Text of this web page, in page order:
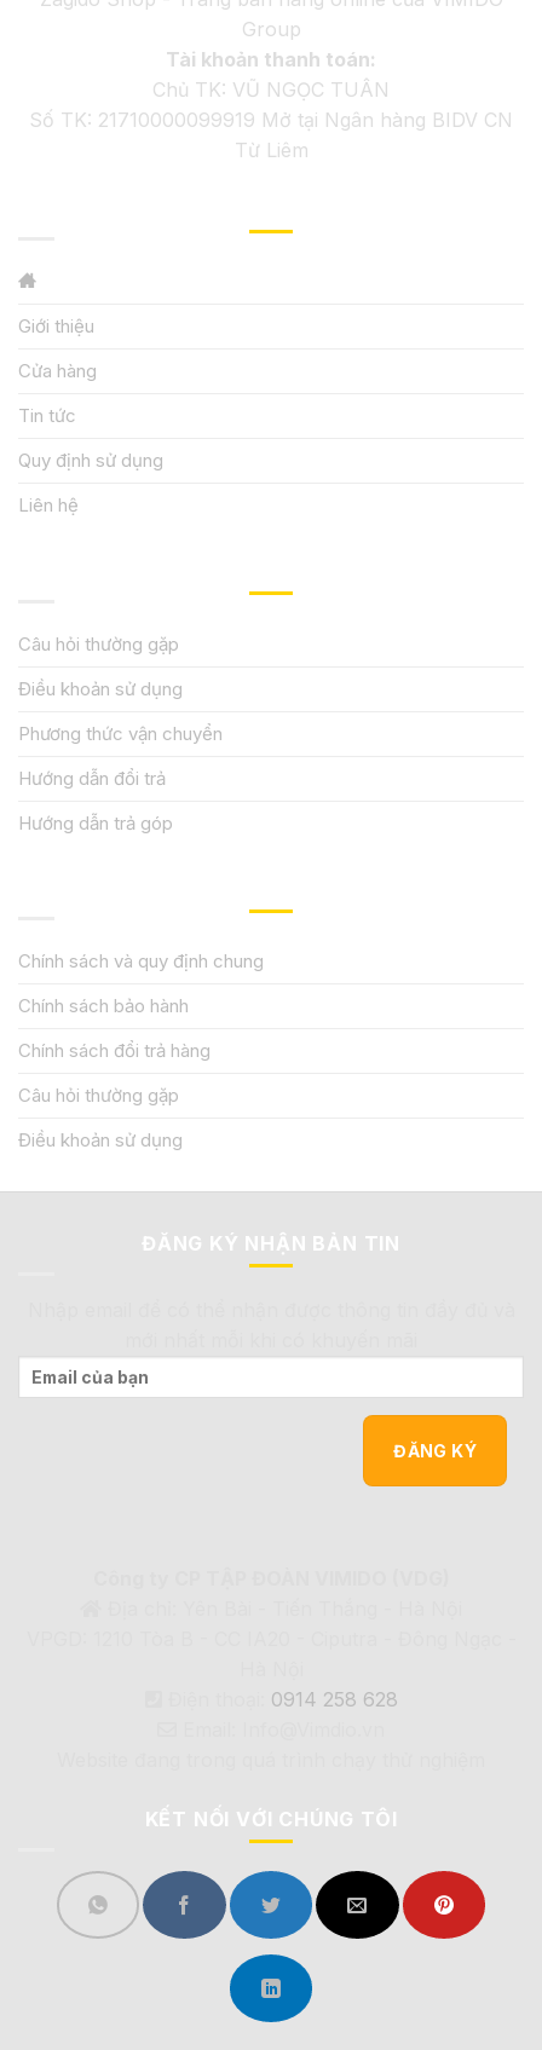
Group
Tài khoản thanh toán:
Chủ TK: VŨ NGỌC TUÂN
Số TK: 21710000099919 Mở tại Ngân hàng BIDV CN
Từ Liêm
Giới thiệu
Cửa hàng
Tin tức
Quy định sử dụng
Liên hệ
Câu hỏi thường gặp
Điều khoản sử dụng
Phương thức vận chuyển
Hướng dẫn đổi trả
Hướng dẫn trả góp
Chính sách và quy định chung
Chính sách bảo hành
Chính sách đổi trả hàng
Câu hỏi thường gặp
Điều khoản sử dụng
ĐĂNG KÝ NHẬN BẢN TIN
0914 258 628
KẾT NỐI VỚI CHÚNG TÔI